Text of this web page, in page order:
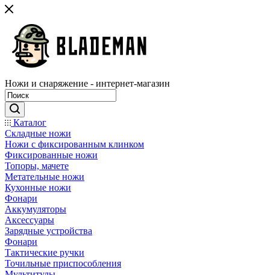
Ножи и снаряжение - интернет-магазин
Каталог
Складные ножи
Ножи с фиксированным клинком
Фиксированные ножи
Топоры, мачете
Метательные ножи
Кухонные ножи
Фонари
Аккумуляторы
Аксессуары
Зарядные устройства
Фонари
Тактические ручки
Точильные приспособления